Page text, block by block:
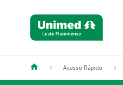
Acesso Rápido